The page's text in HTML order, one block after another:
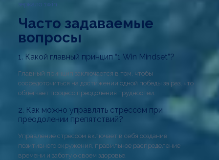
зеркало 1win
Часто задаваемые
вопросы
1. Какой главный принцип “1 Win Mindset”?
Главный принцип заключается в том, чтобы
сосредоточиться на достижении одной победы за раз, что
облегчает процесс преодоления трудностей.
2. Как можно управлять стрессом при
преодолении препятствий?
Управление стрессом включает в себя создание
позитивного окружения, правильное распределение
времени и заботу о своем здоровье.